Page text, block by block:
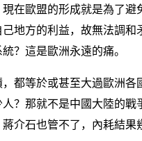
在歐盟的形成就是為了
地方的利益，故無法調
？這是歐洲永遠的痛。
都等於或甚至大過歐洲
？那就不是中國大陸的
介石也管不了，內耗結果